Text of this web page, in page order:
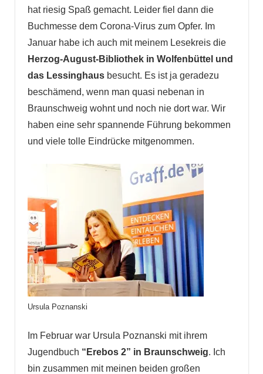
hat riesig Spaß gemacht. Leider fiel dann die
Buchmesse dem Corona-Virus zum Opfer. Im
Januar habe ich auch mit meinem Lesekreis die
Herzog-August-Bibliothek in Wolfenbüttel und
das Lessinghausbesucht. Es ist ja geradezu
beschämend, wenn man quasi nebenan in
Braunschweig wohnt und noch nie dort war. Wir
haben eine sehr spannende Führung bekommen
und viele tolle Eindrücke mitgenommen.
Ursula Poznanski
Im Februar war Ursula Poznanski mit ihrem
Jugendbuch “Erebos 2” in Braunschweig. Ich
bin zusammen mit meinen beiden großen